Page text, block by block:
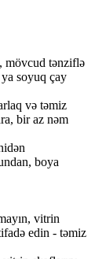
mövcud tənziflə
ya soyuq çay
və təmiz
bir az nəm
boya
vitrin
edin - təmiz